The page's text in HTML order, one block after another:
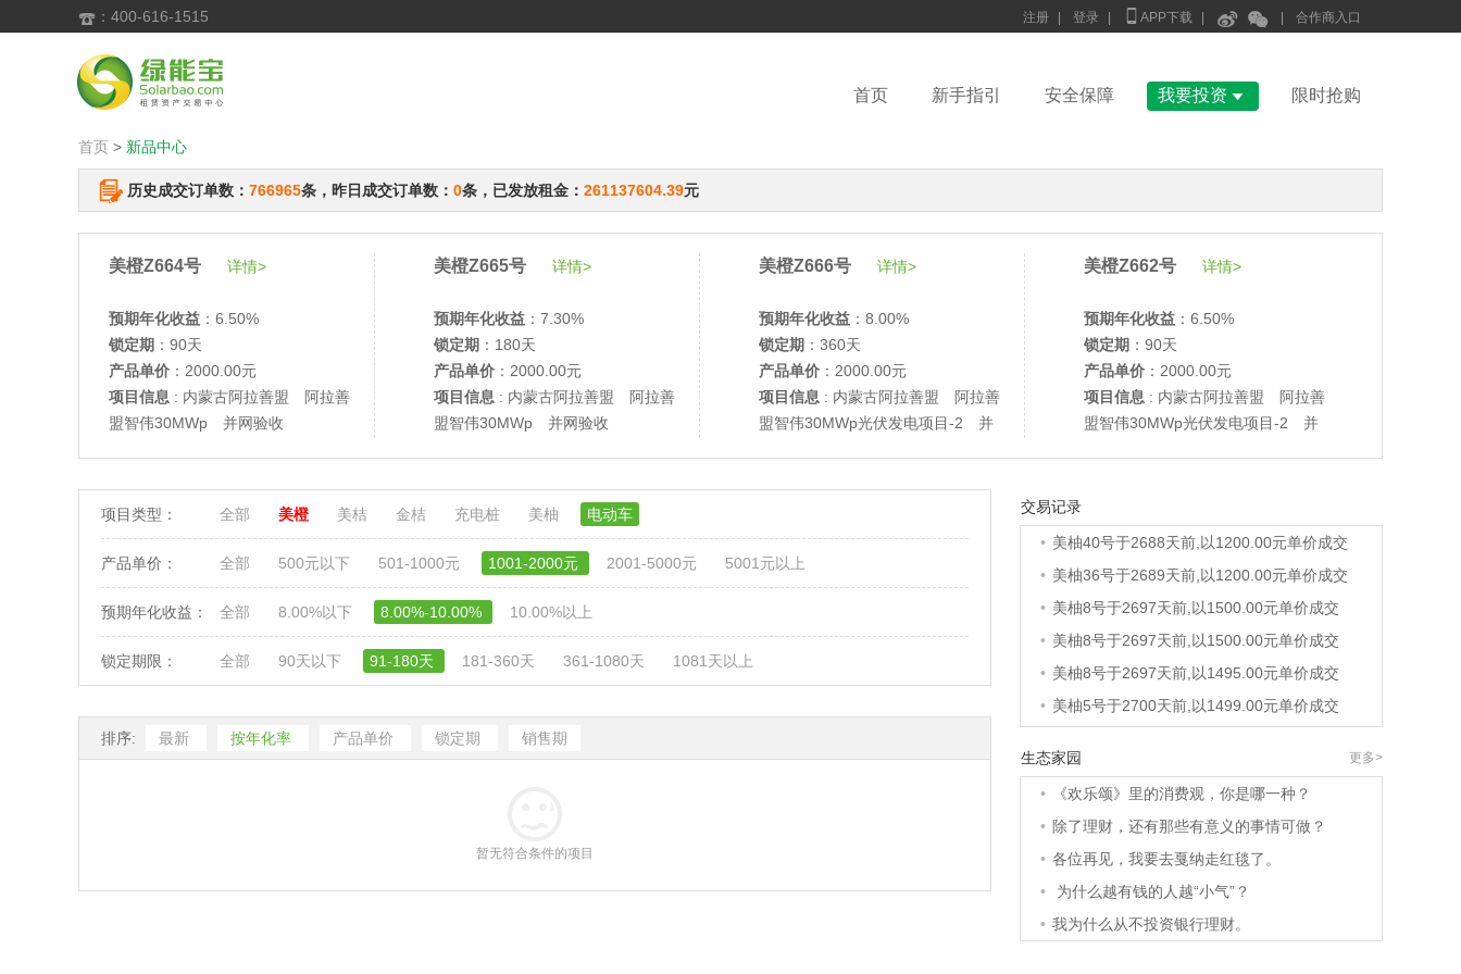
 ：400-616-1515 注册 登录  APP下载   合作商入口
首页 新手指引 安全保障 我要投资  限时抢购
首页 > 新品中心
历史成交订单数： 766965条，昨日成交订单数： 0条，已发放租金： 261137604.39元
美橙Z664号 详情>
预期年化收益 ：6.50%
锁定期 ：90天
产品单价 ：2000.00元
项目信息 : 内蒙古阿拉善盟 阿拉善
盟智伟30MWp 并网验收
美橙Z665号 详情>
预期年化收益 ：7.30%
锁定期 ：180天
产品单价 ：2000.00元
项目信息 : 内蒙古阿拉善盟 阿拉善
盟智伟30MWp 并网验收
美橙Z666号 详情>
预期年化收益 ：8.00%
锁定期 ：360天
产品单价 ：2000.00元
项目信息 : 内蒙古阿拉善盟 阿拉善
盟智伟30MWp光伏发电项目-2 并
美橙Z662号 详情>
预期年化收益 ：6.50%
锁定期 ：90天
产品单价 ：2000.00元
项目信息 : 内蒙古阿拉善盟 阿拉善
盟智伟30MWp光伏发电项目-2 并
项目类型： 全部 美橙 美桔 金桔 充电桩 美柚 电动车
产品单价： 全部 500元以下 501-1000元 1001-2000元 2001-5000元 5001元以上
预期年化收益： 全部 8.00%以下 8.00%-10.00% 10.00%以上
锁定期限： 全部 90天以下 91-180天 181-360天 361-1080天 1081天以上
排序: 最新 按年化率 产品单价 锁定期 销售期
暂无符合条件的项目
交易记录
• 美柚6号于2688天前,以1200.00元单价成交
• 美柚40号于2688天前,以1200.00元单价成交
• 美柚36号于2689天前,以1200.00元单价成交
• 美柚8号于2697天前,以1500.00元单价成交
• 美柚8号于2697天前,以1500.00元单价成交
• 美柚8号于2697天前,以1495.00元单价成交
• 美柚5号于2700天前,以1499.00元单价成交
•
美柚5号于2701天前,以1499.00元单价成交
美柚3号于2701天前,以1500.00元单价成交
美柚38号于2701天前,以1500.00元单价成交
美柚20号于2715天前,以1495.00元单价成交
美柚38号于2718天前,以1500.00元单价成交
美柚10号于2718天前,以2000.00元单价成交
生态家园 更多>
•
《欢乐颂》里的消费观，你是哪一种？
• 除了理财，还有那些有意义的事情可做？
• 各位再见，我要去戛纳走红毯了。
•
为什么越有钱的人越“小气”？
• 我为什么从不投资银行理财。